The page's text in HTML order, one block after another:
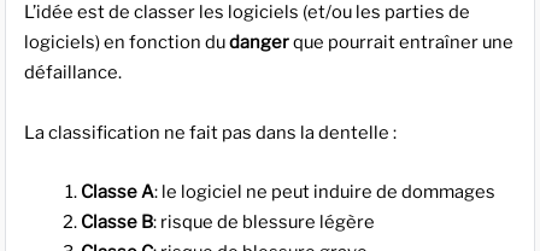
L’idée est de classer les logiciels (et/ou les parties de
logiciels) en fonction dudangerque pourrait entraîner une
défaillance.
La classification ne fait pas dans la dentelle :
Classe A: le logiciel ne peut induire de dommages
Classe B: risque de blessure légère